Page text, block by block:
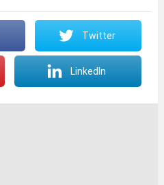
Twitter
LinkedIn